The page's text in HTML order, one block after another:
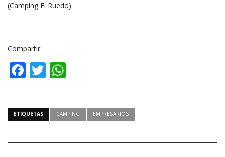
(Camping El Ruedo).
Compartir:
Facebook
Twitter
ETIQUETAS CAMPING EMPRESARIOS